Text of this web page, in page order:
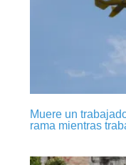
Muere un
rama mientras